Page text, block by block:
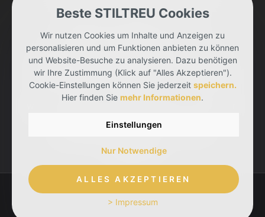
Beste STILTREU Cookies
Wir nutzen Cookies um Inhalte und Anzeigen zu
personalisieren und um Funktionen anbieten zu können
und Website-Besuche zu analysieren. Dazu benötigen
wir Ihre Zustimmung (Klick auf "Alles Akzeptieren").
Cookie-Einstellungen können Sie jederzeit speichern.
Hier finden Sie mehr Informationen.
Einstellungen
Nur Notwendige
ALLES AKZEPTIEREN
> Impressum